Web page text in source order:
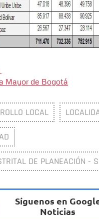
Mayor de Bogotá
LOCAL
DE PLANEACIÓN -
Síguenos en
Noticias